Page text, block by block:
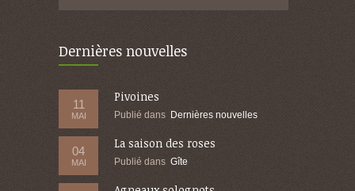
Dernières nouvelles
11
MAI
Pivoines
Publié dans Dernières nouvelles
04
MAI
La saison des roses
Publié dans Gîte